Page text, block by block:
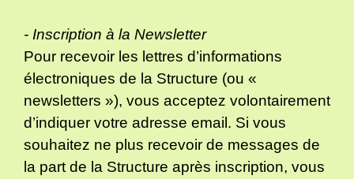
- Inscription à la Newsletter
Pour recevoir les lettres d’informations
électroniques de la Structure (ou «
newsletters »), vous acceptez volontairement
d’indiquer votre adresse email. Si vous
souhaitez ne plus recevoir de messages de
la part de la Structure après inscription, vous